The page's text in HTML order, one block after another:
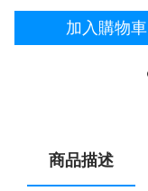
加入購物車
商品描述